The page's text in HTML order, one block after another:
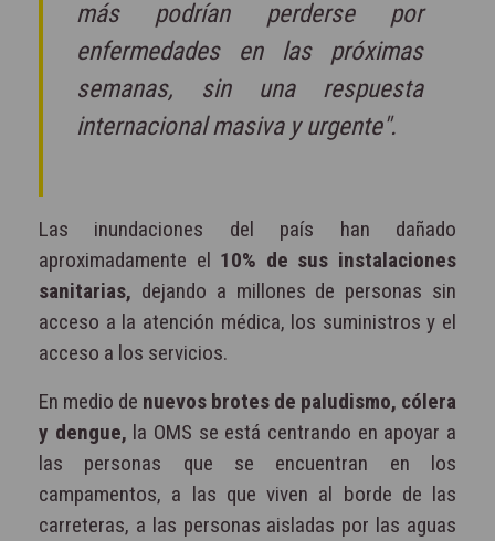
más podrían perderse por
enfermedades en las próximas
semanas, sin una respuesta
internacional masiva y urgente".
Las inundaciones del país han dañado
aproximadamente el 10% de sus instalaciones
sanitarias, dejando a millones de personas sin
acceso a la atención médica, los suministros y el
acceso a los servicios.
En medio de nuevos brotes de paludismo, cólera
y dengue, la OMS se está centrando en apoyar a
las personas que se encuentran en los
campamentos, a las que viven al borde de las
carreteras, a las personas aisladas por las aguas